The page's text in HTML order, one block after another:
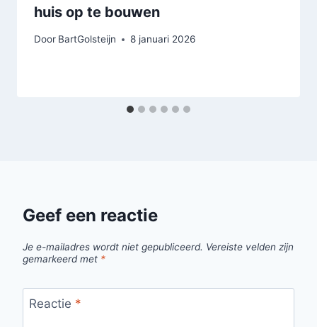
huis op te bouwen
Door BartGolsteijn 8 januari 2026
Geef een reactie
Je e-mailadres wordt niet gepubliceerd. Vereiste velden zijn
gemarkeerd met *
Reactie *